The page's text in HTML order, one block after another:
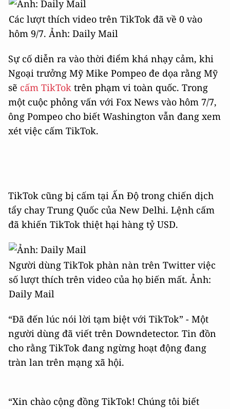
Các lượt thích video trên TikTok đã về 0 vào
hôm 9/7. Ảnh: Daily Mail
Sự cố diễn ra vào thời điểm khá nhạy cảm, khi
Ngoại trưởng Mỹ Mike Pompeo đe dọa rằng Mỹ
sẽ cấm TikTok trên phạm vi toàn quốc. Trong
một cuộc phỏng vấn với Fox News vào hôm 7/7,
ông Pompeo cho biết Washington vẫn đang xem
xét việc cấm TikTok.
TikTok cũng bị cấm tại Ấn Độ trong chiến dịch
tẩy chay Trung Quốc của New Delhi. Lệnh cấm
đã khiến TikTok thiệt hại hàng tỷ USD.
Người dùng TikTok phàn nàn trên Twitter việc
số lượt thích trên video của họ biến mất. Ảnh:
Daily Mail
“Đã đến lúc nói lời tạm biệt với TikTok” - Một
người dùng đã viết trên Downdetector. Tin đồn
cho rằng TikTok đang ngừng hoạt động đang
tràn lan trên mạng xã hội.
“Xin chào cộng đồng TikTok! Chúng tôi biết